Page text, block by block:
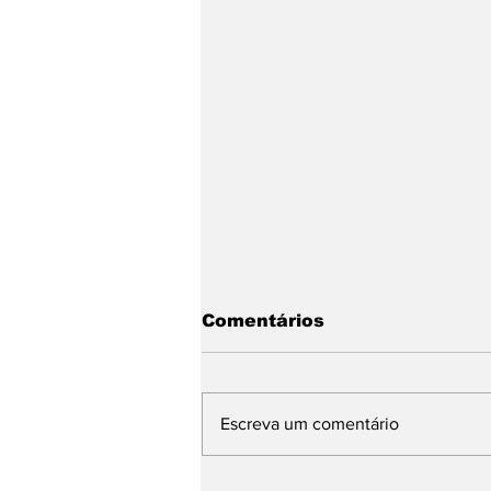
Comentários
Escreva um comentário